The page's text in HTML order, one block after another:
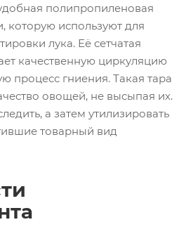
полипропиленовая
которую используют для
лука. Её сетчатая
качественную циркуляцию
процесс гниения. Такая тара
овощей, не высыпая их.
а затем утилизировать
товарный вид